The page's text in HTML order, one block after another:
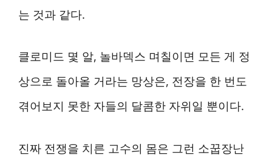
는 것과 같다.
클로미드 몇 알, 놀바덱스 며칠이면 모든 게 정
상으로 돌아올 거라는 망상은, 전장을 한 번도
겪어보지 못한 자들의 달콤한 자위일 뿐이다.
진짜 전쟁을 치른 고수의 몸은 그런 소꿉장난